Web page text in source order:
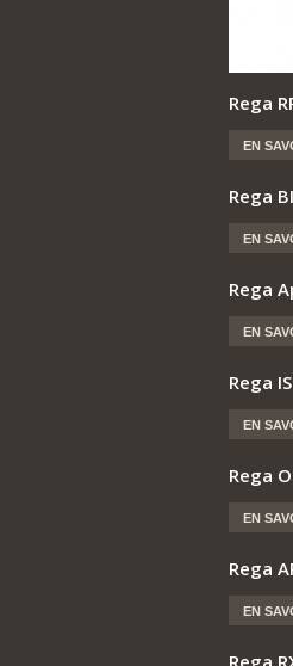
Rega
EN
Rega
EN
Rega
EN
Rega
EN
Rega
EN
Rega
EN
Rega